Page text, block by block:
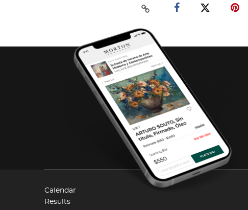
Calendar
Results